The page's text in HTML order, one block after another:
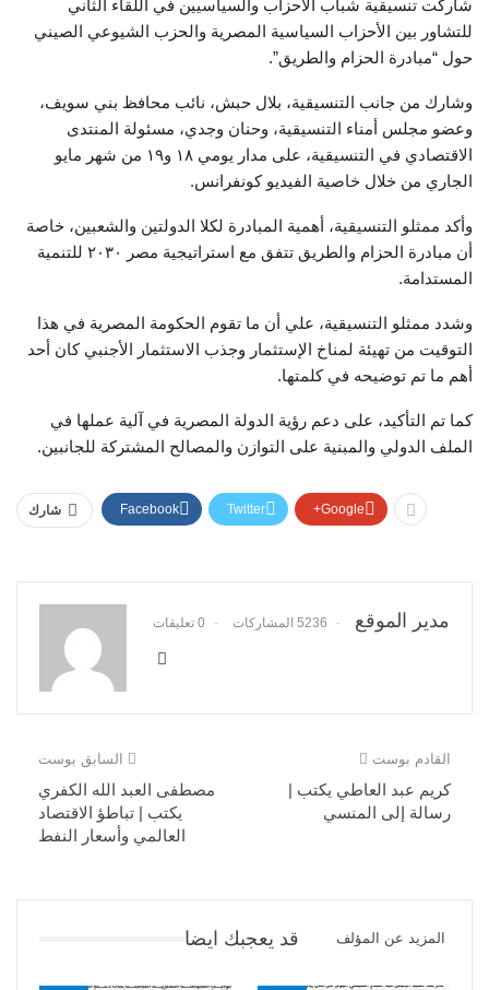
شاركت تنسيقية شباب الأحزاب والسياسيين في اللقاء الثاني
للتشاور بين الأحزاب السياسية المصرية والحزب الشيوعي الصيني
حول “مبادرة الحزام والطريق”.
وشارك من جانب التنسيقية، بلال حبش، نائب محافظ بني سويف،
وعضو مجلس أمناء التنسيقية، وحنان وجدي، مسئولة المنتدى
الاقتصادي في التنسيقية، على مدار يومي ١٨ و١٩ من شهر مايو
الجاري من خلال خاصية الفيديو كونفرانس.
وأكد ممثلو التنسيقية، أهمية المبادرة لكلا الدولتين والشعبين، خاصة
أن مبادرة الحزام والطريق تتفق مع استراتيجية مصر ٢٠٣٠ للتنمية
المستدامة.
وشدد ممثلو التنسيقية، علي أن ما تقوم الحكومة المصرية في هذا
التوقيت من تهيئة لمناخ الإستثمار وجذب الاستثمار الأجنبي كان أحد
أهم ما تم توضيحه في كلمتها.
كما تم التأكيد، على دعم رؤية الدولة المصرية في آلية عملها في
الملف الدولي والمبنية على التوازن والمصالح المشتركة للجانبين.
شارك Facebook Twitter Google+
مدير الموقع 5236 المشاركات 0 تعليقات
السابق بوست
مصطفى العبد الله الكفري
يكتب | تباطؤ الاقتصاد
العالمي وأسعار النفط
القادم بوست
كريم عبد العاطي يكتب |
رسالة إلى المنسي
قد يعجبك ايضا المزيد عن المؤلف